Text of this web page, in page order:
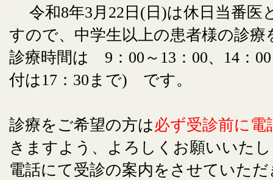
令和8年3月22日(日)は休日当番医
すので、中学生以上の患者様の診療
診療時間は 9：00～13：00、14：
付は17：30まで) です。
診療をご希望の方は必ず受診前に電
きますよう、よろしくお願いいた
電話にて受診の案内をさせていた